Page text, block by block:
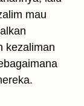
mau
kezaliman